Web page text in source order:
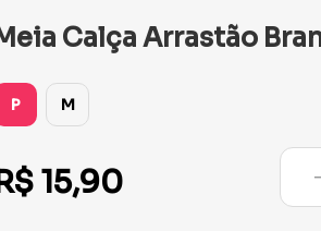
Calça Arrastão
P M
15,90 －